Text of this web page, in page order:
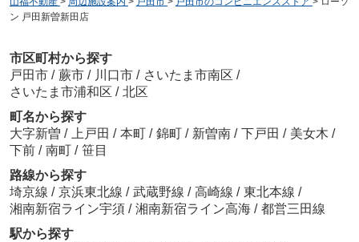
ン 戸田新曽新田店
市区町村から探す
戸田市 / 蕨市 / 川口市 / さいたま市南区 /
さいたま市浦和区 / 北区
町名から探す
大字新曽 / 上戸田 / 本町 / 錦町 / 新曽南 / 下戸田 / 美女木 /
下前 / 南町 / 笹目
路線から探す
埼京線 / 京浜東北線 / 武蔵野線 / 高崎線 / 東北本線 /
湘南新宿ライン宇須 / 湘南新宿ライン高海 / 都営三田線
駅から探す